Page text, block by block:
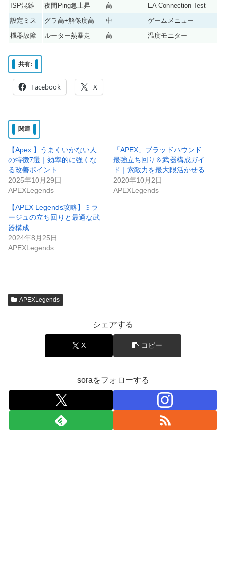
ISP混雑
夜間Ping急上昇 高
EA Connection Test
設定ミス
グラ高+解像度高 中
ゲームメニュー
機器故障
ルーター熱暴走 高 温度モニター
共有:
Facebook X
関連
【Apex 】うまくいかない人
の特徴7選｜効率的に強くな
る改善ポイント
2025年10月29日
APEXLegends
「APEX」ブラッドハウンド
最強立ち回り＆武器構成ガイ
ド｜索敵力を最大限活かせる
2020年10月2日
APEXLegends
【APEX Legends攻略】ミラ
ージュの立ち回りと最適な武
器構成
2024年8月25日
APEXLegends
APEXLegends
シェアする
X コピー
soraをフォローする